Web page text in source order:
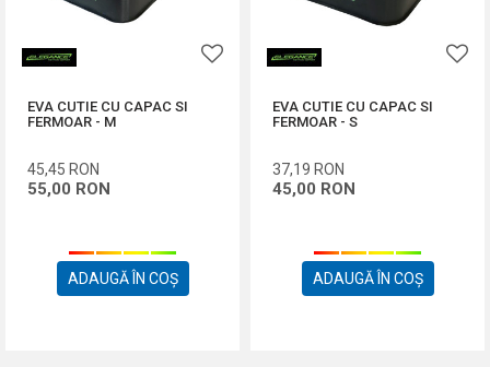
EVA CUTIE CU CAPAC SI
FERMOAR - M
45,45 RON
55,00 RON
ADAUGĂ ÎN COȘ
EVA CUTIE CU CAPAC SI
FERMOAR - S
37,19 RON
45,00 RON
ADAUGĂ ÎN COȘ